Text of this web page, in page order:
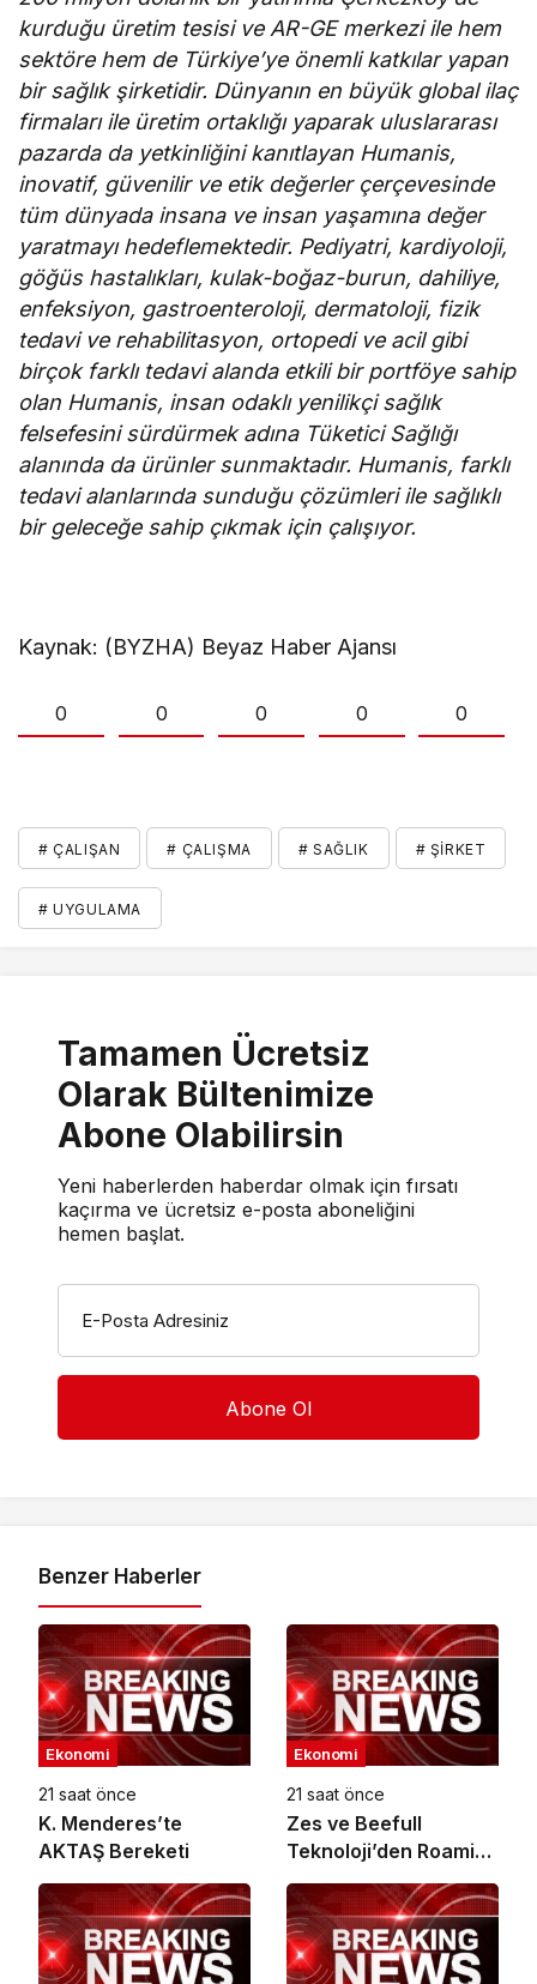
kurduğu üretim tesisi ve AR-GE merkezi ile hem
sektöre hem de Türkiye’ye önemli katkılar yapan
bir sağlık şirketidir. Dünyanın en büyük global ilaç
firmaları ile üretim ortaklığı yaparak uluslararası
pazarda da yetkinliğini kanıtlayan Humanis,
inovatif, güvenilir ve etik değerler çerçevesinde
tüm dünyada insana ve insan yaşamına değer
yaratmayı hedeflemektedir. Pediyatri, kardiyoloji,
göğüs hastalıkları, kulak-boğaz-burun, dahiliye,
enfeksiyon, gastroenteroloji, dermatoloji, fizik
tedavi ve rehabilitasyon, ortopedi ve acil gibi
birçok farklı tedavi alanda etkili bir portföye sahip
olan Humanis, insan odaklı yenilikçi sağlık
felsefesini sürdürmek adına Tüketici Sağlığı
alanında da ürünler sunmaktadır. Humanis, farklı
tedavi alanlarında sunduğu çözümleri ile sağlıklı
bir geleceğe sahip çıkmak için çalışıyor.
Kaynak: (BYZHA) Beyaz Haber Ajansı
0 0 0 0 0
# ÇALIŞAN # ÇALIŞMA # SAĞLIK # ŞIRKET
# UYGULAMA
Tamamen Ücretsiz
Olarak Bültenimize
Abone Olabilirsin
Yeni haberlerden haberdar olmak için fırsatı
kaçırma ve ücretsiz e-posta aboneliğini
hemen başlat.
E-Posta Adresiniz
Benzer Haberler
Ekonomi
21 saat önce
K. Menderes’te
AKTAŞ Bereketi
Ekonomi
21 saat önce
Zes ve Beefull
Teknoloji’den Roaming
İş Birliği